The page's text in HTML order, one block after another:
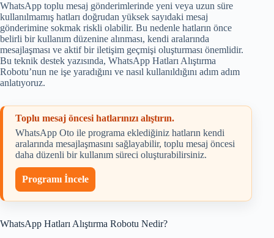
WhatsApp toplu mesaj gönderimlerinde yeni veya uzun süre
kullanılmamış hatları doğrudan yüksek sayıdaki mesaj
gönderimine sokmak riskli olabilir. Bu nedenle hatların önce
belirli bir kullanım düzenine alınması, kendi aralarında
mesajlaşması ve aktif bir iletişim geçmişi oluşturması önemlidir.
Bu teknik destek yazısında, WhatsApp Hatları Alıştırma
Robotu’nun ne işe yaradığını ve nasıl kullanıldığını adım adım
anlatıyoruz.
Toplu mesaj öncesi hatlarınızı alıştırın.
WhatsApp Oto ile programa eklediğiniz hatların kendi
aralarında mesajlaşmasını sağlayabilir, toplu mesaj öncesi
daha düzenli bir kullanım süreci oluşturabilirsiniz.
Programı İncele
WhatsApp Hatları Alıştırma Robotu Nedir?